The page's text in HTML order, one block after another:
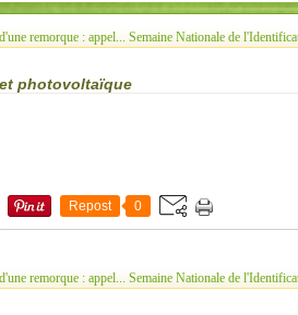
remorque : appel... Semaine Nationale de
photovoltaïque
Repost 0
remorque : appel... Semaine Nationale de